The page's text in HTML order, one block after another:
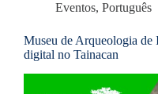
Eventos, Português
Museu de Arqueologia de
digital no Tainacan